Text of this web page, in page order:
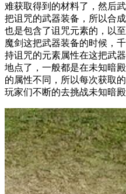
难获取得到的材料了，然后
把诅咒的武器装备，所以合
也是包含了诅咒元素的，以
魔剑这把武器装备的时候，
持诅咒的元素属性在这把武
地点了，一般都是在未知暗
的属性不同，所以每次获取
玩家们不断的去挑战未知暗殿